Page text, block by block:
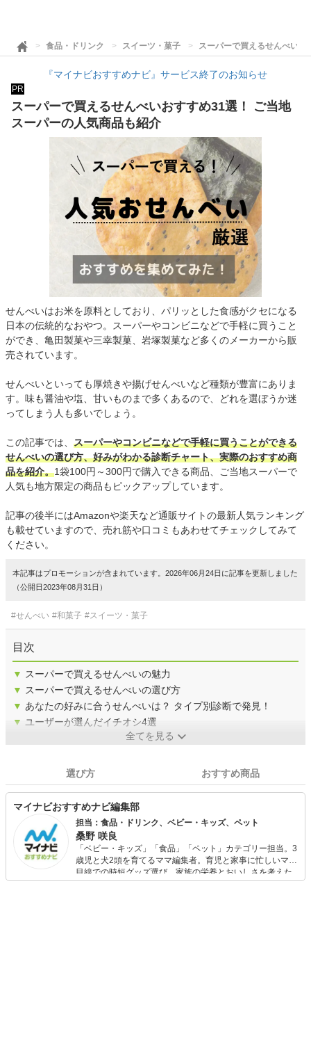
食品・ドリンク スイーツ・菓子 スーパーで買えるせんべい
『マイナビおすすめナビ』サービス終了のお知らせ
PR
スーパーで買えるせんべいおすすめ31選！ ご当地
スーパーの人気商品も紹介
せんべいはお米を原料としており、パリッとした食感がクセになる
日本の伝統的なおやつ。スーパーやコンビニなどで手軽に買うこと
ができ、亀田製菓や三幸製菓、岩塚製菓など多くのメーカーから販
売されています。
せんべいといっても厚焼きや揚げせんべいなど種類が豊富にありま
す。味も醤油や塩、甘いものまで多くあるので、どれを選ぼうか迷
ってしまう人も多いでしょう。
この記事では、 スーパーやコンビニなどで手軽に買うことができる
せんべいの選び方、好みがわかる診断チャート、実際のおすすめ商
品を紹介。1袋100円～300円で購入できる商品、ご当地スーパーで
人気も地方限定の商品もピックアップしています。
記事の後半にはAmazonや楽天など通販サイトの最新人気ランキング
も載せていますので、売れ筋や口コミもあわせてチェックしてみて
ください。
本記事はプロモーションが含まれています。2026年06月24日に記事を更新しました
（公開日2023年08月31日）
#せんべい #和菓子 #スイーツ・菓子
目次
▼ スーパーで買えるせんべいの魅力
▼ スーパーで買えるせんべいの選び方
▼ あなたの好みに合うせんべいは？ タイプ別診断で発見！
▼ ユーザーが選んだイチオシ4選
全てを見る
選び方 おすすめ商品
マイナビおすすめナビ編集部
担当：食品・ドリンク、ベビー・キッズ、ペット
桑野 咲良
「ベビー・キッズ」「食品」「ペット」カテゴリー担当。3
歳児と犬2頭を育てるママ編集者。育児と家事に忙しいママ
目線での時短グッズ選び、家族の栄養とおいしさを考えた
食品選び、束の間のリラックスタイムを楽しむためのスイ